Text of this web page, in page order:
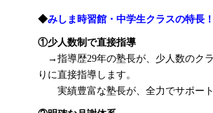
◆みしま 時習館 ・中学生クラスの特長！
①少人数制で直接指導
→指導歴29年の塾長が、少人数のク
りに直接指導します。
実績豊富な塾長が、全力でサポート